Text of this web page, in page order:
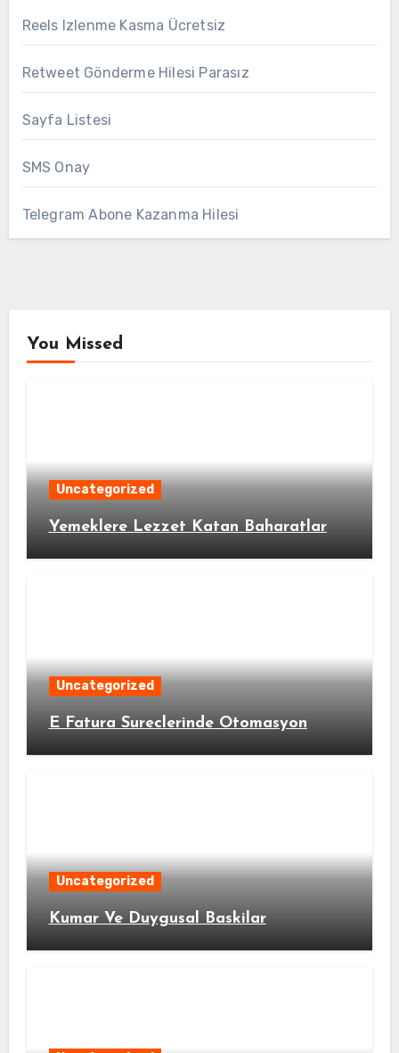
Reels Izlenme Kasma Ücretsiz
Retweet Gönderme Hilesi Parasız
Sayfa Listesi
SMS Onay
Telegram Abone Kazanma Hilesi
You Missed
Uncategorized
Yemeklere Lezzet Katan Baharatlar
Uncategorized
E Fatura Sureclerinde Otomasyon
Uncategorized
Kumar Ve Duygusal Baskilar